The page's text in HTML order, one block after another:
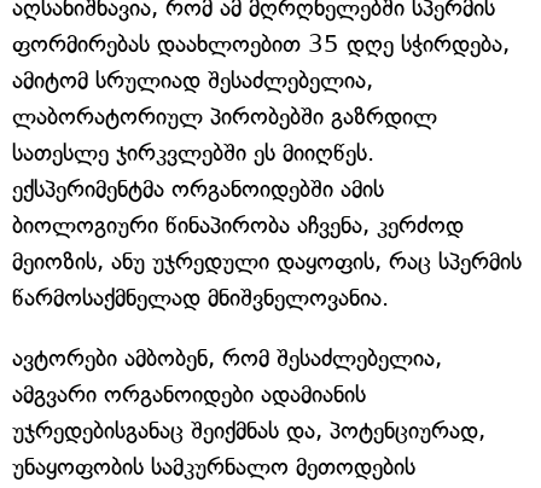
აღსანიშნავია, რომ ამ მღრღნელებში სპერმის
ფორმირებას დაახლოებით 35 დღე სჭირდება,
ამიტომ სრულიად შესაძლებელია,
ლაბორატორიულ პირობებში გაზრდილ
სათესლე ჯირკვლებში ეს მიიღწეს.
ექსპერიმენტმა ორგანოიდებში ამის
ბიოლოგიური წინაპირობა აჩვენა, კერძოდ
მეიოზის, ანუ უჯრედული დაყოფის, რაც სპერმის
წარმოსაქმნელად მნიშვნელოვანია.
ავტორები ამბობენ, რომ შესაძლებელია,
ამგვარი ორგანოიდები ადამიანის
უჯრედებისგანაც შეიქმნას და, პოტენციურად,
უნაყოფობის სამკურნალო მეთოდების